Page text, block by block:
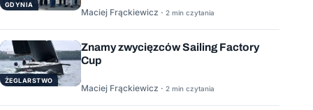
GDYNIA
Maciej Frąckiewicz · 2 min czytania
ŻEGLARSTWO
Znamy zwycięzców Sailing Factory
Cup
Maciej Frąckiewicz · 2 min czytania